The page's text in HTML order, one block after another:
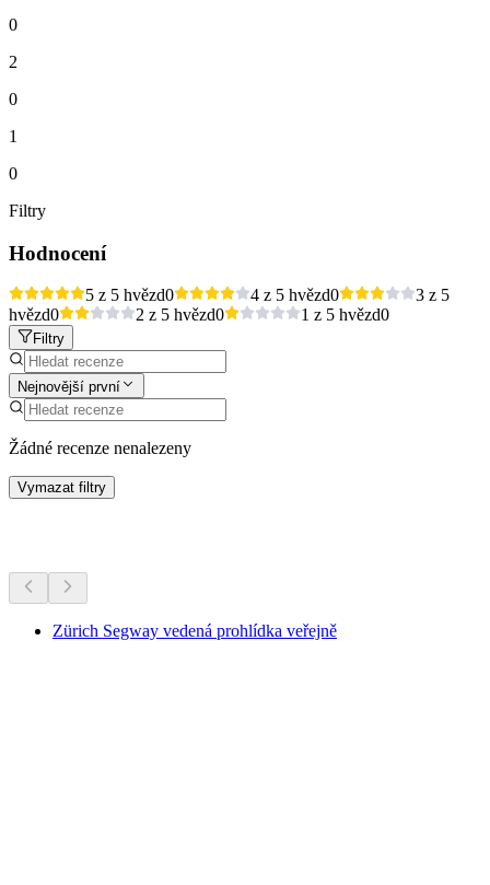
0
2
0
1
0
Filtry
Hodnocení
5 z 5 hvězd0 4 z 5 hvězd0
3 z 5
hvězd0 2 z 5 hvězd0 1 z 5 hvězd0
Filtry
Nejnovější první
Žádné recenze nenalezeny
Vymazat filtry
Zürich Segway vedená prohlídka veřejně